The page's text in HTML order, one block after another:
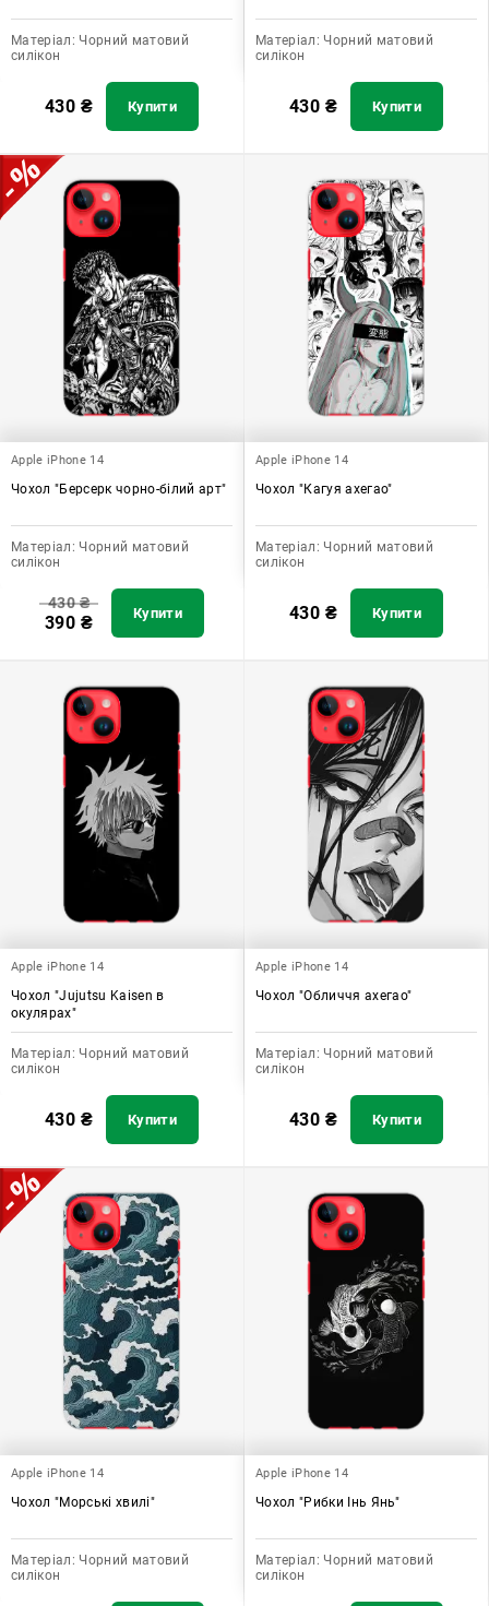
Матеріал: Чорний матовий
силікон
430 ₴ Купити
Матеріал: Чорний матовий
силікон
430 ₴ Купити
Apple iPhone 14
Чохол "Берсерк чорно-білий арт"
Матеріал: Чорний матовий
силікон
430₴
390 ₴ Купити
Apple iPhone 14
Чохол "Кагуя ахегао"
Матеріал: Чорний матовий
силікон
430 ₴ Купити
Apple iPhone 14
Чохол "Jujutsu Kaisen в
окулярах"
Матеріал: Чорний матовий
силікон
430 ₴ Купити
Apple iPhone 14
Чохол "Обличчя ахегао"
Матеріал: Чорний матовий
силікон
430 ₴ Купити
Apple iPhone 14
Чохол "Морські хвилі"
Матеріал: Чорний матовий
силікон
Apple iPhone 14
Чохол "Рибки Інь Янь"
Матеріал: Чорний матовий
силікон